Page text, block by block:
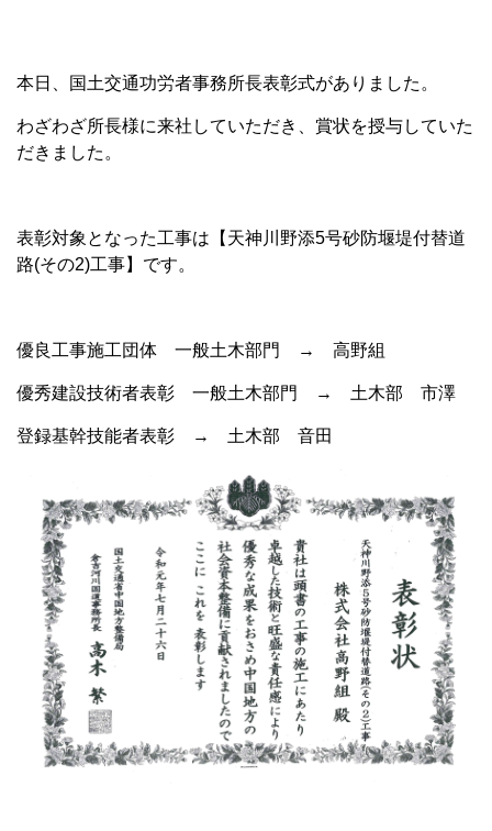
本日、国土交通功労者事務所長表彰式がありました。
わざわざ所長様に来社していただき、賞状を授与していた
だきました。
表彰対象となった工事は【天神川野添5号砂防堰堤付替道
路(その2)工事】です。
優良工事施工団体 一般土木部門 → 高野組
優秀建設技術者表彰 一般土木部門 → 土木部 市澤
登録基幹技能者表彰 → 土木部 音田